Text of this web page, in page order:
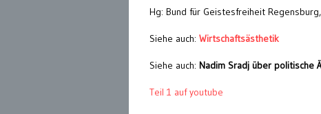
Hg: Bund für Geistesfreiheit
Siehe auch: Wirtschaftsästhetik
Siehe auch: Nadim Sradj über politische
Teil 1 auf youtube